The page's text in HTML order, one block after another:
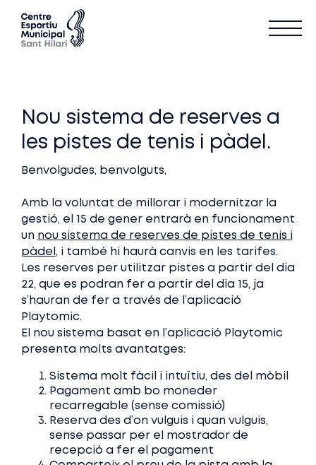
Nou sistema de reserves a
les pistes de tenis i pàdel.
Benvolgudes, benvolguts,
Amb la voluntat de millorar i modernitzar la
gestió, el 15 de gener entrarà en funcionament
un nou sistema de reserves de pistes de tenis i
pàdel , i també hi haurà canvis en les tarifes.
Les reserves per utilitzar pistes a partir del dia
22, que es podran fer a partir del dia 15, ja
s’hauran de fer a través de l’aplicació
Playtomic.
El nou sistema basat en l’aplicació Playtomic
presenta molts avantatges:
Sistema molt fàcil i intuïtiu, des del mòbil
Pagament amb bo moneder
recarregable (sense comissió)
Reserva des d’on vulguis i quan vulguis,
sense passar per el mostrador de
recepció a fer el pagament